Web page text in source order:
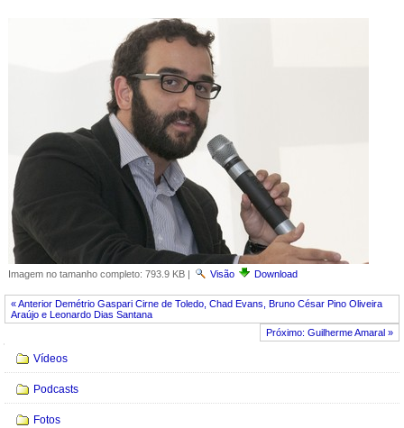
Imagem no tamanho completo: 793.9 KB| Visão Download
« Anterior Demétrio Gaspari Cirne de Toledo, Chad Evans, Bruno César Pino Oliveira
Araújo e Leonardo Dias Santana
Próximo: Guilherme Amaral »
Vídeos
Podcasts
Fotos